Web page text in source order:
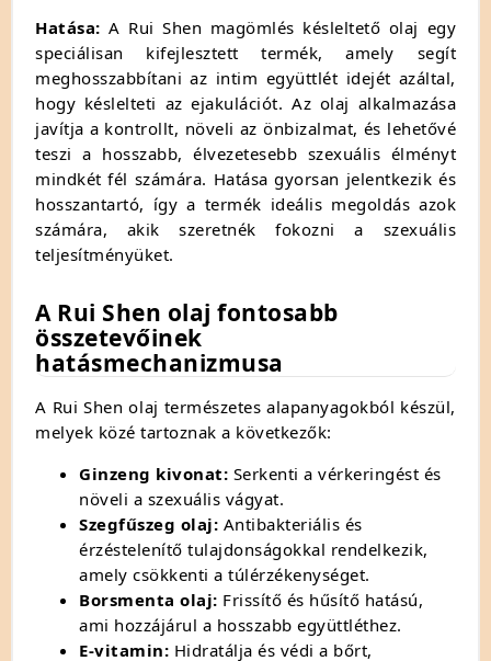
Hatása: A Rui Shen magömlés késleltető olaj egy
speciálisan kifejlesztett termék, amely segít
meghosszabbítani az intim együttlét idejét azáltal,
hogy késlelteti az ejakulációt. Az olaj alkalmazása
javítja a kontrollt, növeli az önbizalmat, és lehetővé
teszi a hosszabb, élvezetesebb szexuális élményt
mindkét fél számára. Hatása gyorsan jelentkezik és
hosszantartó, így a termék ideális megoldás azok
számára, akik szeretnék fokozni a szexuális
teljesítményüket.
A Rui Shen olaj fontosabb
összetevőinek
hatásmechanizmusa
A Rui Shen olaj természetes alapanyagokból készül,
melyek közé tartoznak a következők:
Ginzeng kivonat: Serkenti a vérkeringést és
növeli a szexuális vágyat.
Szegfűszeg olaj: Antibakteriális és
érzéstelenítő tulajdonságokkal rendelkezik,
amely csökkenti a túlérzékenységet.
Borsmenta olaj: Frissítő és hűsítő hatású,
ami hozzájárul a hosszabb együttléthez.
E-vitamin: Hidratálja és védi a bőrt,